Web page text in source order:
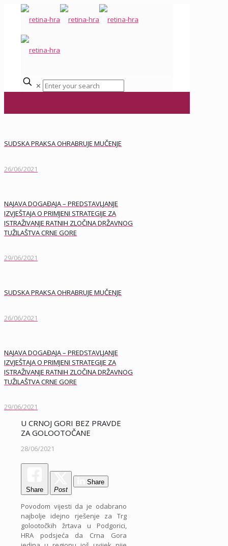
✕
SUDSKA PRAKSA OHRABRUJE MUČENJE
26/06/2021
NAJAVA DOGAĐAJA – PREDSTAVLJANJE
IZVJEŠTAJA O PRIMJENI STRATEGIJE ZA
ISTRAŽIVANJE RATNIH ZLOČINA DRŽAVNOG
TUŽILAŠTVA CRNE GORE
29/06/2021
SUDSKA PRAKSA OHRABRUJE MUČENJE
26/06/2021
NAJAVA DOGAĐAJA – PREDSTAVLJANJE
IZVJEŠTAJA O PRIMJENI STRATEGIJE ZA
ISTRAŽIVANJE RATNIH ZLOČINA DRŽAVNOG
TUŽILAŠTVA CRNE GORE
29/06/2021
U CRNOJ GORI BEZ PRAVDE
ZA GOLOOTOČANE
28/06/2021
Share Post
Share
Povodom vijesti da je odabrano
najbolje idejno rješenje za Trg
golootočkih žrtava u Podgorici,
HRA podsjeća da Crna Gora